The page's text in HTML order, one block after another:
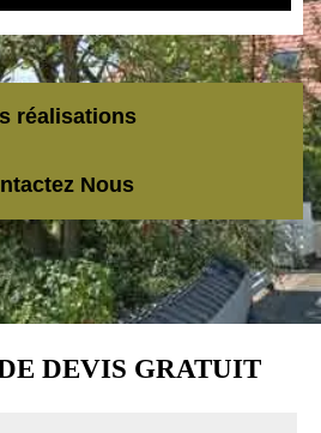
réalisations
Nous
DEVIS GRATUIT